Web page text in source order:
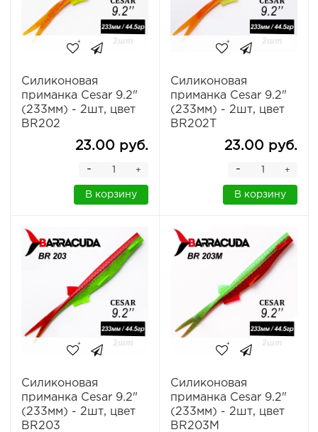
Силиконовая
приманка Cesar 9.2"
(233мм) - 2шт, цвет
BR202
23.00 руб.
+
-
В корзину
Силиконовая
приманка Cesar 9.2"
(233мм) - 2шт, цвет
BR202T
23.00 руб.
+
-
В корзину
Силиконовая
приманка Cesar 9.2"
(233мм) - 2шт, цвет
BR203
Силиконовая
приманка Cesar 9.2"
(233мм) - 2шт, цвет
BR203M